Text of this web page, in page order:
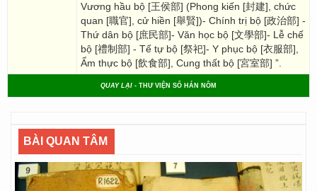
Vương hầu bộ [王侯部] (Phong kiến [封建], chức
quan [職官], cử hiền [舉賢])- Chính trị bộ [政治部] -
Thứ dân bộ [庶民部]- Văn học bộ [文學部]- Lễ chế
bộ [禮制部] - Tế tự bộ [祭祀]- Y phục bộ [衣服部],
Ẩm thực bộ [飲食部], Cung thất bộ [宮室部] ”.
QUAY LẠI - THƯ VIỆN SỐ HÁN NÔM
BÀI QUAN TÂM